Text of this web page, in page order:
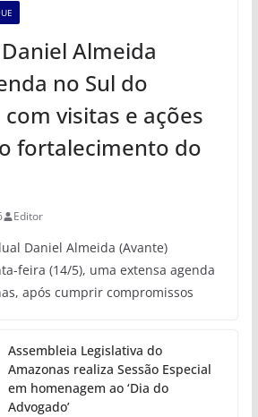
Almeida
no Sul do
visitas e ações
fortalecimento do
Editor
Daniel Almeida (Avante)
feira (14/5), uma extensa agenda
após cumprir compromissos
Assembleia Legislativa do
Amazonas realiza Sessão Especial
em homenagem ao ‘Dia do
Advogado’